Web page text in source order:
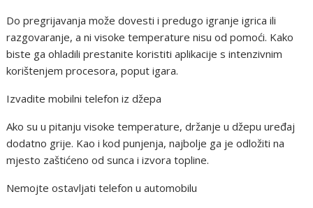
Do pregrijavanja može dovesti i predugo igranje igrica ili
razgovaranje, a ni visoke temperature nisu od pomoći. Kako
biste ga ohladili prestanite koristiti aplikacije s intenzivnim
korištenjem procesora, poput igara.
Izvadite mobilni telefon iz džepa
Ako su u pitanju visoke temperature, držanje u džepu uređaj
dodatno grije. Kao i kod punjenja, najbolje ga je odložiti na
mjesto zaštićeno od sunca i izvora topline.
Nemojte ostavljati telefon u automobilu